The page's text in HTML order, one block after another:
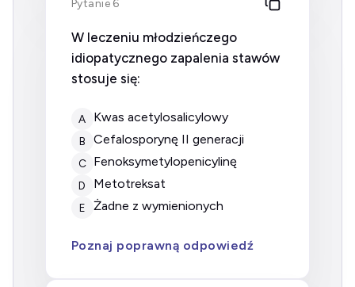
Pytanie 6
W leczeniu młodzieńczego
idiopatycznego zapalenia stawów
stosuje się:
A kwas acetylosalicylowy
B cefalosporynę II generacji
C fenoksymetylopenicylinę
D metotreksat
E żadne z wymienionych
Poznaj poprawną odpowiedź